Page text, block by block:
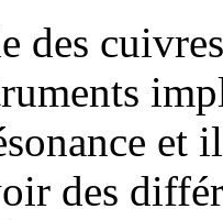
des
et
des